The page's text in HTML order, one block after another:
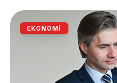
EKONOMI